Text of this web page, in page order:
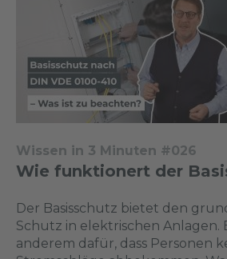
Wissen in 3 Minuten #026
Wie funktionert der
Der Basisschutz bietet den
Schutz in elektrischen Anlagen.
anderem dafür, dass Personen